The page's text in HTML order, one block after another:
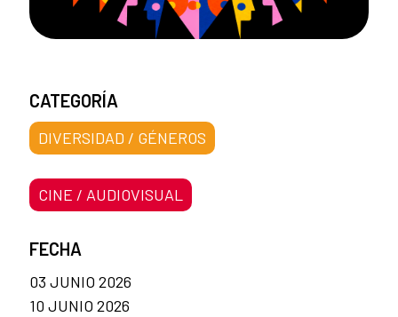
CATEGORÍA
DIVERSIDAD / GÉNEROS
CINE / AUDIOVISUAL
FECHA
03 JUNIO 2026
10 JUNIO 2026